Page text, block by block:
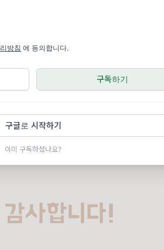
방침 에 동의합니다.
구독하기
구글로 시작하기
이미 구독하셨나요?
밝혔습니다. 애플의 이번 결정은 ITC가
산소 기술을 불법적으로 도입했다고 판
후 나온 것입니다. 현재 대통령 검토
월 25일에 종료될 예정입니다.
소식으로 보여집니다.